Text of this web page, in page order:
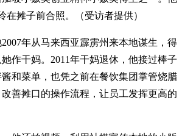
在摊子前合照。（受访者提供）
年从马来西亚霹雳州来本地谋生，得
作干妈。2011年干妈退休，他接过棒子
和菜单，也凭之前在餐饮集团掌管烧腊
善摊口的操作流程，让员工发挥更高的